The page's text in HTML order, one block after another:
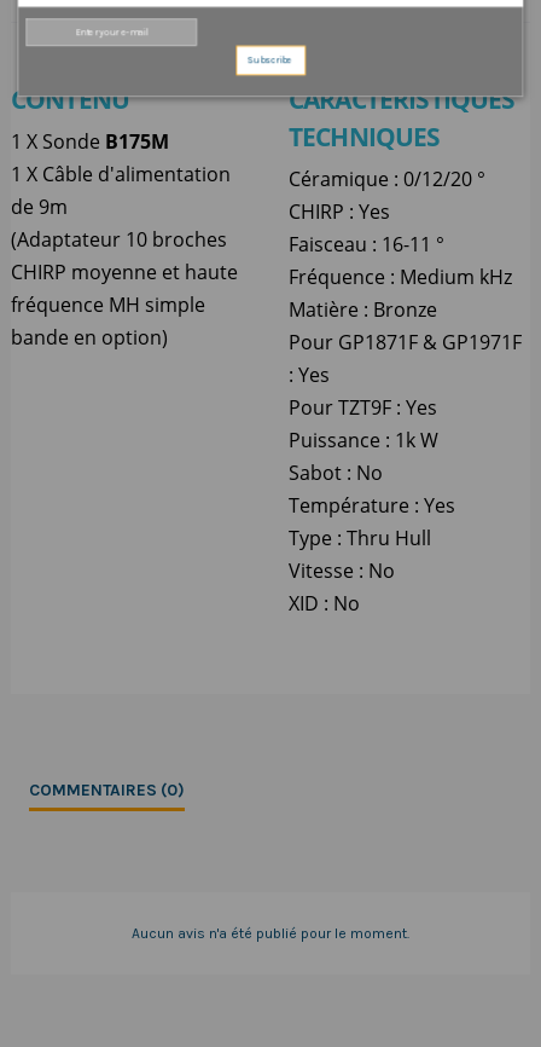
CONTENU
1 X Sonde B175M
1 X Câble d'alimentation
de 9m
(Adaptateur 10 broches
CHIRP moyenne et haute
fréquence MH simple
bande en option)
CARACTÉRISTIQUES
TECHNIQUES
Céramique : 0/12/20 °
CHIRP : Yes
Faisceau : 16-11 °
Fréquence : Medium kHz
Matière : Bronze
Pour GP1871F & GP1971F
: Yes
Pour TZT9F : Yes
Puissance : 1k W
Sabot : No
Température : Yes
Type : Thru Hull
Vitesse : No
XID : No
COMMENTAIRES (0)
Aucun avis n'a été publié pour le moment.
Subscribe